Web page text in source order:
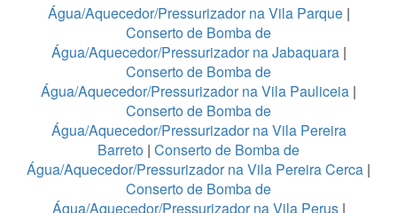
Água/Aquecedor/Pressurizador na Vila Parque|
Conserto de Bomba de
Água/Aquecedor/Pressurizador na Jabaquara|
Conserto de Bomba de
Água/Aquecedor/Pressurizador na Vila Pauliceia |
Conserto de Bomba de
Água/Aquecedor/Pressurizador na Vila Pereira
Barreto | Conserto de Bomba de
Água/Aquecedor/Pressurizador na Vila Pereira Cerca |
Conserto de Bomba de
Água/Aquecedor/Pressurizador na Vila Perus|